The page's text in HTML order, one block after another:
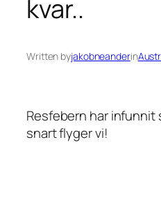
kvar..
Written byjakobneanderin
Resfebern har infunnit
snart flyger vi!